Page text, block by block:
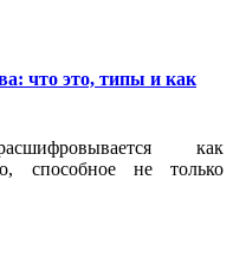
что это, типы и как
как
способное не только